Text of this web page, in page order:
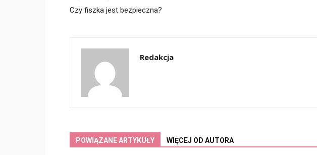
Czy fiszka jest bezpieczna?
Redakcja
POWIĄZANE ARTYKUŁY WIĘCEJ OD AUTORA